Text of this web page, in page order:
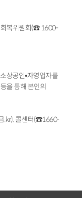
회복위원회(☎ 1600-
상공인⦁자영업자를
을 통해 본인의
.kr), 콜센터(☎1660-